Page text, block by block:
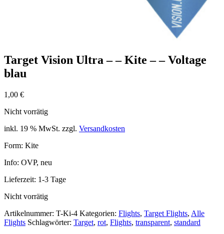
Target Vision Ultra – – Kite – – Voltage
blau
1,00 €
Nicht vorrätig
inkl. 19 % MwSt. zzgl. Versandkosten
Form: Kite
Info: OVP, neu
Lieferzeit: 1-3 Tage
Nicht vorrätig
Artikelnummer: T-Ki-4 Kategorien: Flights, Target Flights, Alle
Flights Schlagwörter: Target, rot, Flights, transparent, standard